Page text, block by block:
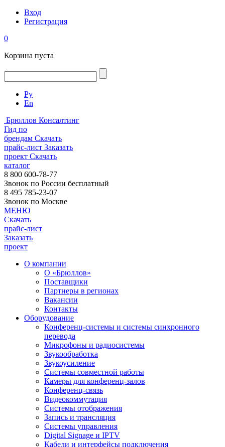
Вход
Регистрация
0
Корзина пуста
Ру
En
Брюллов Консалтинг
Гид по
брендам Скачать
прайс-лист Заказать
проект Скачать
каталог
8 800 600-78-77
Звонок по России бесплатный
8 495 785-23-07
Звонок по Москве
МЕНЮ
Скачать
прайс-лист
Заказать
проект
О компании
О «Брюллов»
Поставщики
Партнеры в регионах
Вакансии
Контакты
Оборудование
Конференц-системы и системы синхронного
перевода
Микрофоны и радиосистемы
Звукообработка
Звукоусиление
Системы совместной работы
Камеры для конференц-залов
Конференц-связь
Видеокоммутация
Системы отображения
Запись и трансляция
Системы управления
Digital Signage и IPTV
Кабели и интерфейсы подключения